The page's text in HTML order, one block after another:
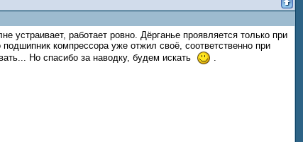
устраивает, работает ровно. Дёрганье проявляется только при
компрессора уже отжил своё, соответственно при
Но спасибо за наводку, будем искать